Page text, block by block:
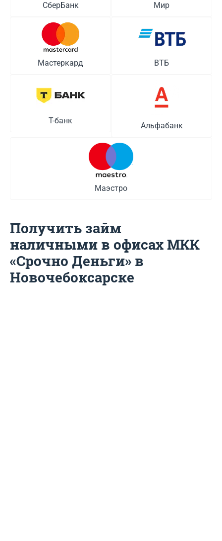
СберБанк Мир
Мастеркард ВТБ
Т-банк
Альфабанк
Маэстро
Получить займ
наличными в офисах МКК
«Срочно Деньги» в
Новочебоксарске